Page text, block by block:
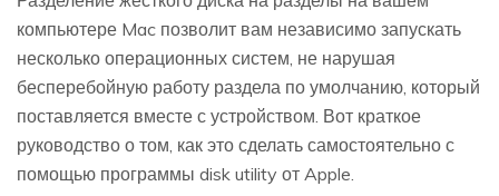
компьютере Mac позволит вам независимо запускать
несколько операционных систем, не нарушая
бесперебойную работу раздела по умолчанию, который
поставляется вместе с устройством. Вот краткое
руководство о том, как это сделать самостоятельно с
помощью программы disk utility от Apple.